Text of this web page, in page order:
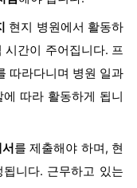
현지 병원에서 활동하
시간이 주어집니다. 프
따라다니며 병원 일과
따라 활동하게 됩니
를 제출해야 하며, 현
니다. 근무하고 있는